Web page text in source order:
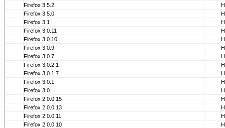
Firefox 3.5.2
Firefox 3.5.0
Firefox 3.1
Firefox 3.0.11
Firefox 3.0.10
Firefox 3.0.9
Firefox 3.0.7
Firefox 3.0.2.1
Firefox 3.0.1.7
Firefox 3.0.1
Firefox 3.0
Firefox 2.0.0.15
Firefox 2.0.0.13
Firefox 2.0.0.11
Firefox 2.0.0.10